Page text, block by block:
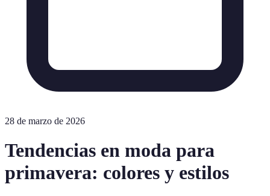
28 de marzo de 2026
Tendencias en moda para
primavera: colores y estilos